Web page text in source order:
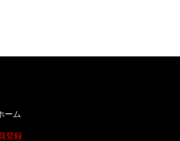
ーム
登録